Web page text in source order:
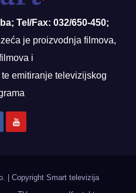
Tel/Fax: 032/650-450;
je proizvodnja filmova,
i
emitiranje televizijskog
Copyright Smart televizija